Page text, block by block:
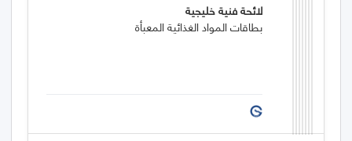
لائحة فنية خليجية
بطاقات المواد الغذائية المعبأة